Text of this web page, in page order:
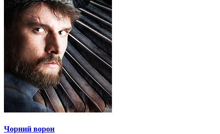
Чорний ворон